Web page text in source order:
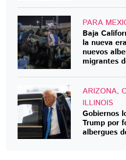
PARA
Baja
la nueva
nuevos
migrantes
ARIZONA,
ILLINOIS
Gobiernos
Trump por
albergues